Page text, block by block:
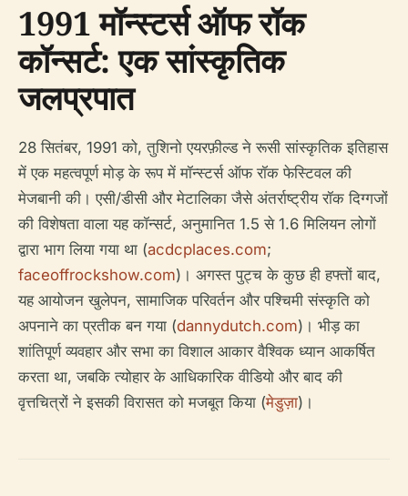
1991 मॉन्स्टर्स ऑफ रॉक
कॉन्सर्ट: एक सांस्कृतिक
जलप्रपात
28 सितंबर, 1991 को, तुशिनो एयरफ़ील्ड ने रूसी सांस्कृतिक इतिहास
में एक महत्वपूर्ण मोड़ के रूप में मॉन्स्टर्स ऑफ रॉक फेस्टिवल की
मेजबानी की। एसी/डीसी और मेटालिका जैसे अंतर्राष्ट्रीय रॉक दिग्गजों
की विशेषता वाला यह कॉन्सर्ट, अनुमानित 1.5 से 1.6 मिलियन लोगों
द्वारा भाग लिया गया था (acdcplaces.com;
faceoffrockshow.com)। अगस्त पुट्च के कुछ ही हफ्तों बाद,
यह आयोजन खुलेपन, सामाजिक परिवर्तन और पश्चिमी संस्कृति को
अपनाने का प्रतीक बन गया (dannydutch.com)। भीड़ का
शांतिपूर्ण व्यवहार और सभा का विशाल आकार वैश्विक ध्यान आकर्षित
करता था, जबकि त्योहार के आधिकारिक वीडियो और बाद की
वृत्तचित्रों ने इसकी विरासत को मजबूत किया (मेडुज़ा)।